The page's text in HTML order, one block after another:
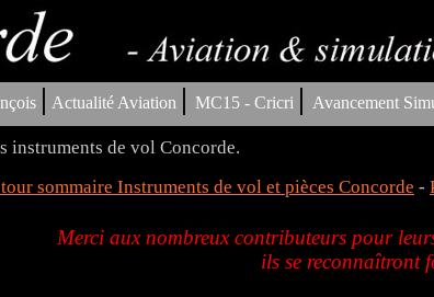
| Actualité Aviation | MC15 - Cricri | Avancement
instruments de vol Concorde.
sommaire Instruments de vol et pièces Concorde -
Merci aux nombreux contributeurs pour
ils se reconnaîtront